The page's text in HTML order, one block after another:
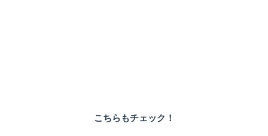
こちらもチェック！